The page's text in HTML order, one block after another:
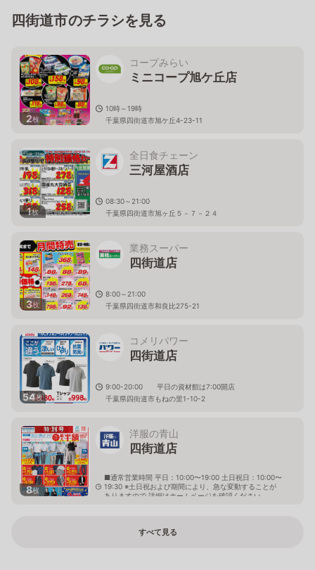
四街道市のチラシを見る
2枚
コープみらい
ミニコープ旭ケ丘店
10時～19時
千葉県四街道市旭ケ丘4-23-11
1枚
全日食チェーン
三河屋酒店
08:30～21:00
千葉県四街道市旭ヶ丘５－７－２４
3枚
業務スーパー
四街道店
8:00～21:00
千葉県四街道市和良比275-21
54枚
コメリパワー
四街道店
9:00-20:00 平日の資材館は7:00開店
千葉県四街道市もねの里1-10-2
8枚
洋服の青山
四街道店
■通常営業時間 平日：10:00〜19:00 土日祝日：10:00〜
19:30 ※土日祝および期間により、急な変動することが
ありますので 詳細はホームページを確認ください
すべて見る